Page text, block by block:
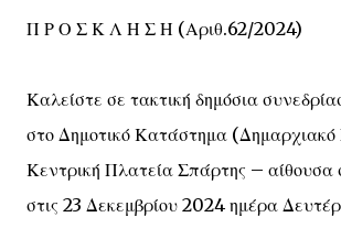
Π Ρ Ο Σ Κ Λ Η Σ Η (Αριθ.62/2024)
Καλείστε σε τακτική δημόσια
στο Δημοτικό Κατάστημα
Κεντρική Πλατεία Σπάρτης – αίθουσα
στις 23 Δεκεμβρίου 2024 ημέρα